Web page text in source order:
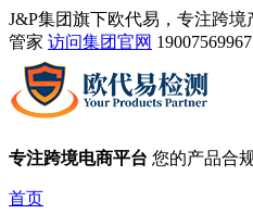
J&P集团旗下欧代易，专注跨
管家 访问集团官网 19007569967
专注跨境电商平台 您的产品合
首页